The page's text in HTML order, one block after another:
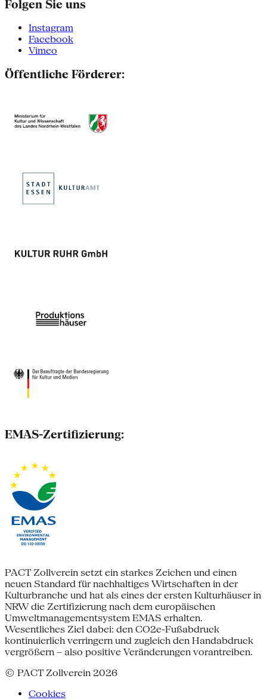
Folgen Sie uns
Instagram
Facebook
Vimeo
Öffentliche Förderer:
EMAS-Zertifizierung:
PACT Zollverein setzt ein starkes Zeichen und einen
neuen Standard für nachhaltiges Wirtschaften in der
Kulturbranche und hat als eines der ersten Kulturhäuser in
NRW die Zertifizierung nach dem europäischen
Umweltmanagementsystem EMAS erhalten.
Wesentliches Ziel dabei: den CO2e-Fußabdruck
kontinuierlich verringern und zugleich den Handabdruck
vergrößern – also positive Veränderungen vorantreiben.
© PACT Zollverein 2026
Cookies